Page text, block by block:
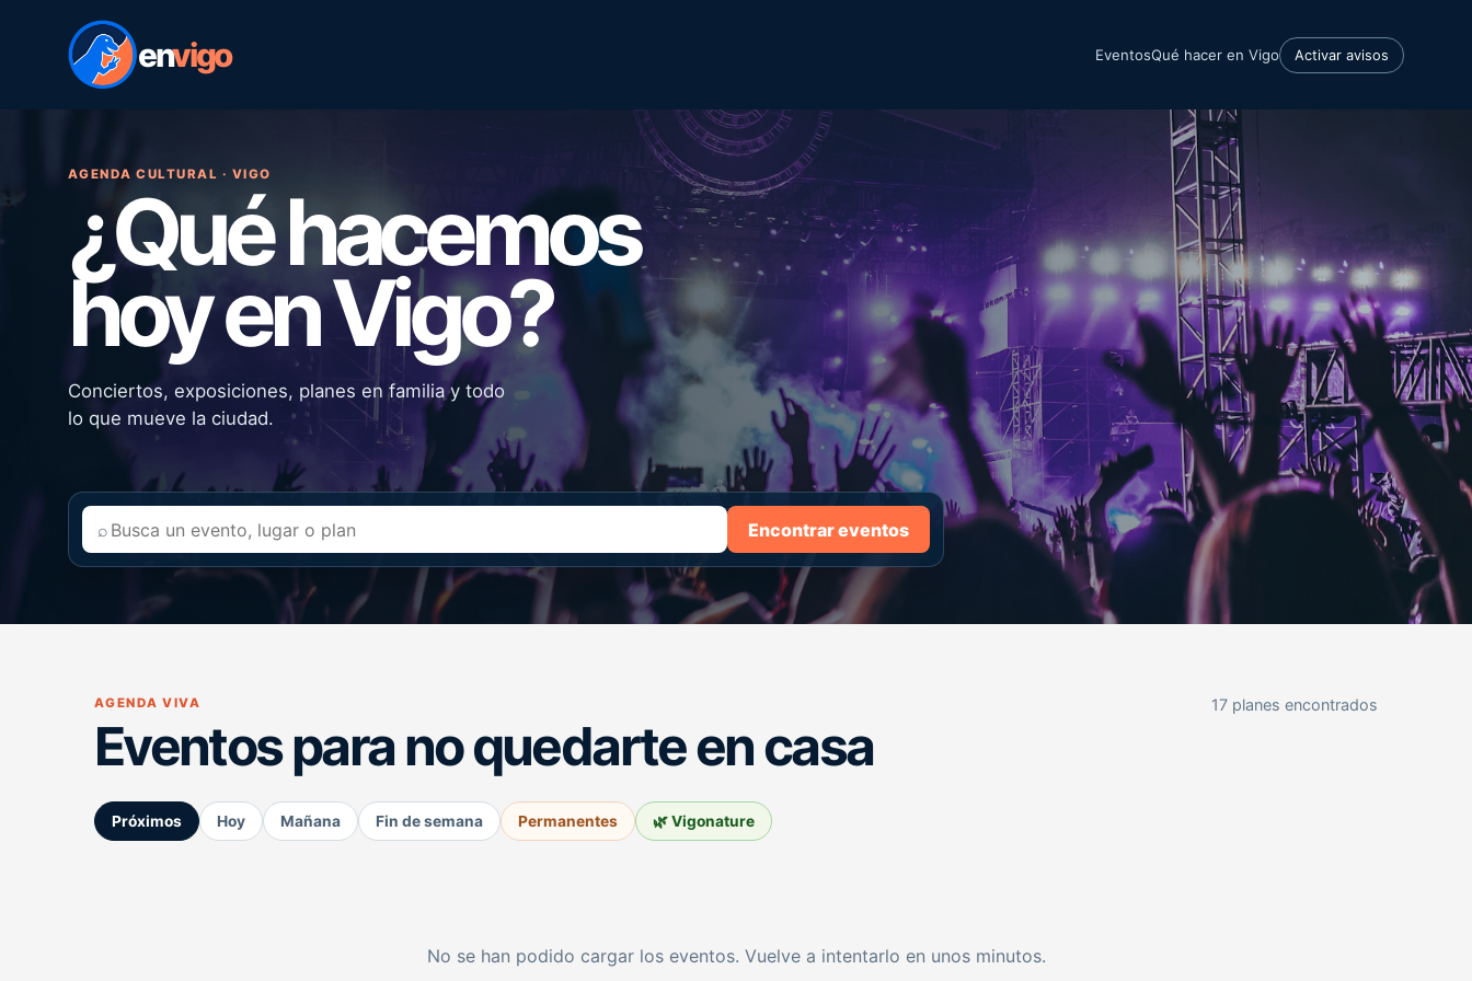
envigo EventosQué hacer en Vigo Activar avisos
AGENDA CULTURAL · VIGO
¿Qué hacemos
hoy en Vigo?
Conciertos, exposiciones, planes en familia y todo
lo que mueve la ciudad.
⌕ Encontrar eventos
AGENDA VIVA
Eventos para no quedarte en casa
17 planes encontrados
Próximos Hoy Mañana Fin de semana Permanentes 🌿 Vigonature
No se han podido cargar los eventos. Vuelve a intentarlo en unos minutos.